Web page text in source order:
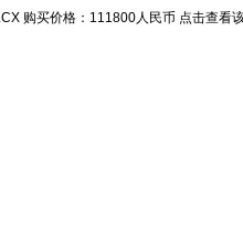
购买价格： 111800人民币 点击查看